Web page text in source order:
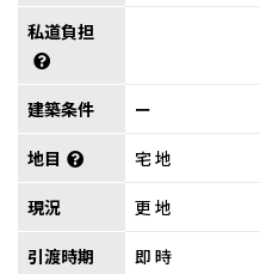
私道負担
建築条件 ー
地目 宅地
現況 更地
引渡時期 即時